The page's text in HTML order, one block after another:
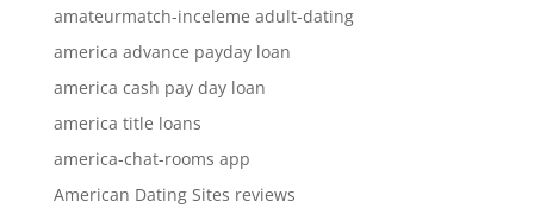
amateurmatch-inceleme adult-dating
america advance payday loan
america cash pay day loan
america title loans
america-chat-rooms app
American Dating Sites reviews